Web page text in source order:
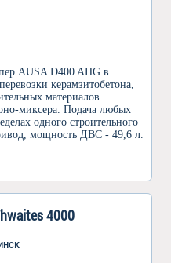
AUSA D400 AHG в
керамзитобетона,
материалов.
миксера. Подача любых
одного строительного
мощность ДВС - 49,6 л.
4000